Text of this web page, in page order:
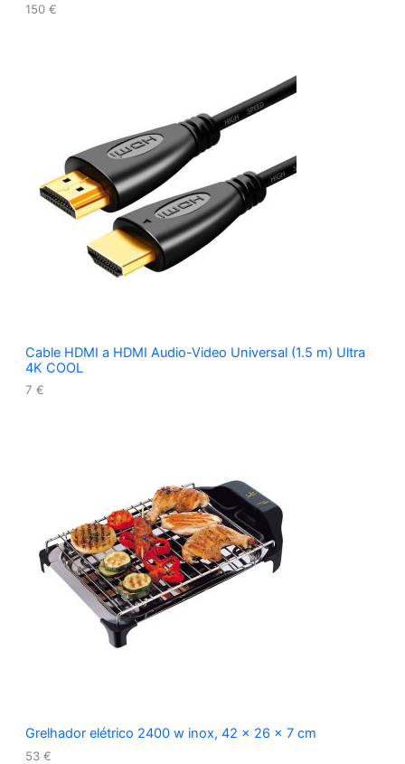
150 €
Cable HDMI a HDMI Audio-Video Universal (1.5 m) Ultra
4K COOL
7 €
Grelhador elétrico 2400 w inox, 42 x 26 x 7 cm
53 €